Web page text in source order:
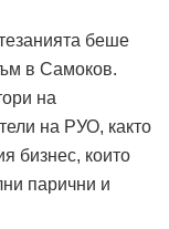
беше
в Самоков.
на
на РУО, както
бизнес, които
парични и